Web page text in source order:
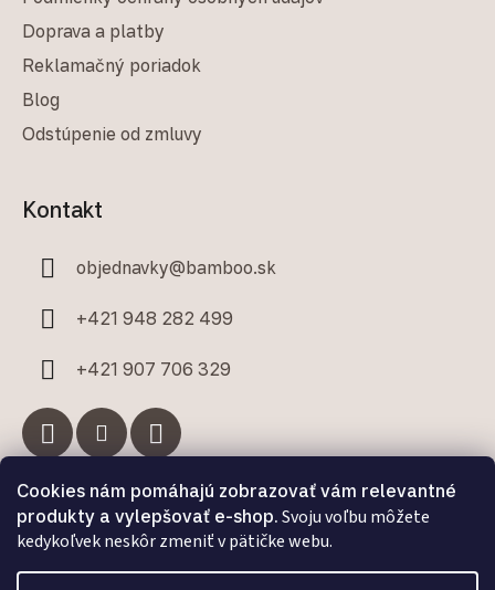
Cookies nám pomáhajú zobrazovať vám relevantné
produkty a vylepšovať e-shop. Svoju voľbu môžete
kedykoľvek neskôr zmeniť v pätičke webu.
Doprava a platby
Reklamačný poriadok
Blog
Odstúpenie od zmluvy
Kontakt
objednavky@bamboo.sk
+421 948 282 499
+421 907 706 329
Facebook